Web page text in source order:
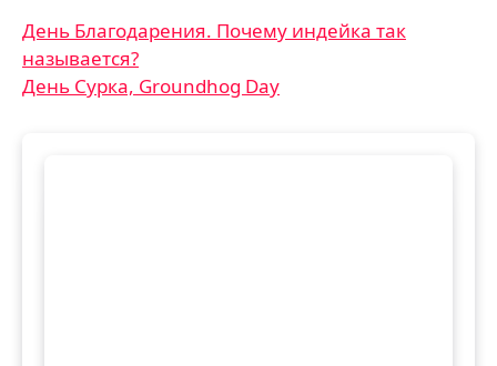
Навигация
по
записям
День Благодарения. Почему индейка так
называется?
День Сурка, Groundhog Day